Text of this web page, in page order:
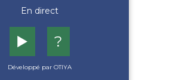
En direct
▶️ ?
Développé par OTIYA